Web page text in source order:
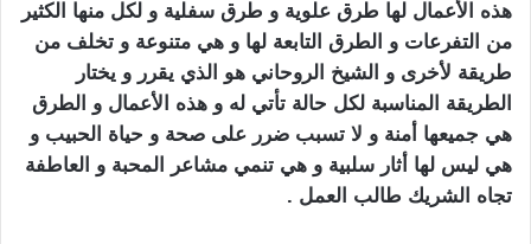
هذه الأعمال لها طرق علوية و طرق سفلية و لكل منها الكثير
من التفرعات و الطرق التابعة لها و هي متنوعة و تخلف من
طريقة لأخرى و الشيخ الروحاني هو الذي يقرر و يختار
الطريقة المناسبة لكل حالة تأتي له و هذه الأعمال و الطرق
هي جميعها أمنة و لا تسبب ضرر على صحة و حياة الحبيب و
هي ليس لها أثار سلبية و هي تنمي مشاعر المحبة و العاطفة
تجاه الشريك طالب العمل .